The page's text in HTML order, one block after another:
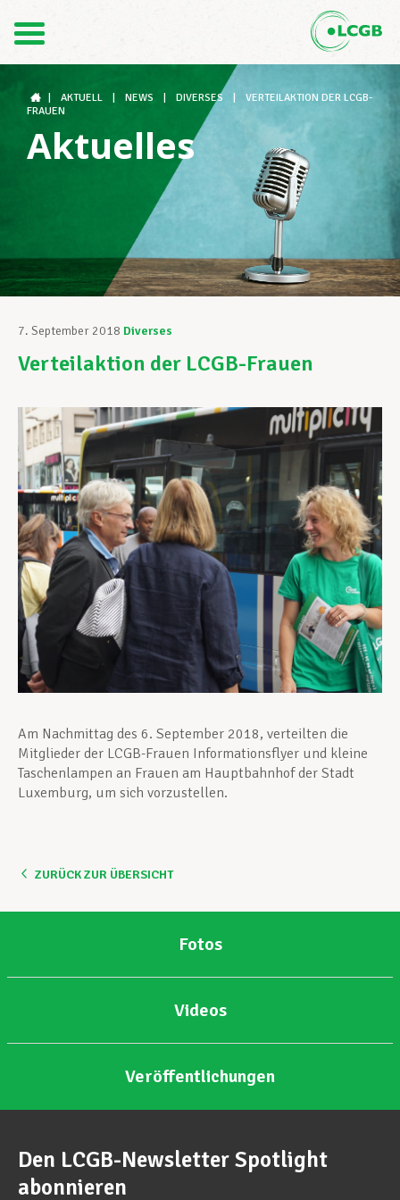
FR
Der LCGB
Gewerkschaftsstrukturen
Unterstützung im Arbeitsalltag
Ihre Rechte
Unterstützung im Privatleben
Berufliche Weiterentwicklung
Mitglied werden
AKTUELL NEWS DIVERSES
VERTEILAKTION DER LCGB-
FRAUEN
Aktuelles
7. September 2018 Diverses
Verteilaktion der LCGB-Frauen
Am Nachmittag des 6. September 2018, verteilten die
Mitglieder der LCGB-Frauen Informationsflyer und kleine
Taschenlampen an Frauen am Hauptbahnhof der Stadt
Luxemburg, um sich vorzustellen.
ZURÜCK ZUR ÜBERSICHT
Fotos
Videos
Veröffentlichungen
Den LCGB-Newsletter Spotlight
abonnieren